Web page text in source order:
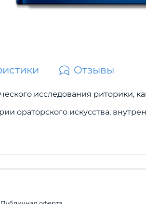
Отзывы
исследования риторики,
ораторского искусства,